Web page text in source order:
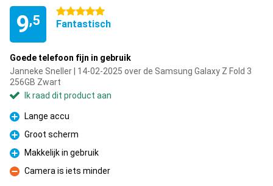
9,5
5 sterren
Fantastisch
Goede telefoon fijn in gebruik
Janneke Sneller | 14-02-2025 over de Samsung Galaxy Z Fold 3
256GB Zwart
Ik raad dit product aan
Pluspunt
Lange accu
Pluspunt
Groot scherm
Pluspunt
Makkelijk in gebruik
Minpunt
Camera is iets minder